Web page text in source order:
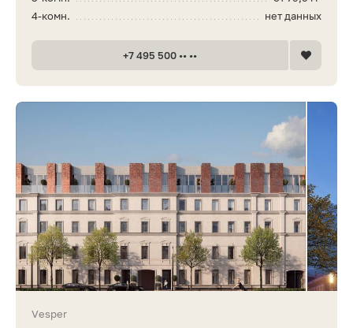
нет данных
4-комн.
+7 495 500 •• ••
Vesper